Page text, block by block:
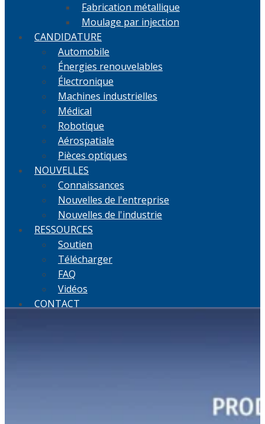
Fabrication métallique
Moulage par injection
CANDIDATURE
Automobile
Énergies renouvelables
Électronique
Machines industrielles
Médical
Robotique
Aérospatiale
Pièces optiques
NOUVELLES
Connaissances
Nouvelles de l'entreprise
Nouvelles de l'industrie
RESSOURCES
Soutien
Télécharger
FAQ
Vidéos
CONTACT